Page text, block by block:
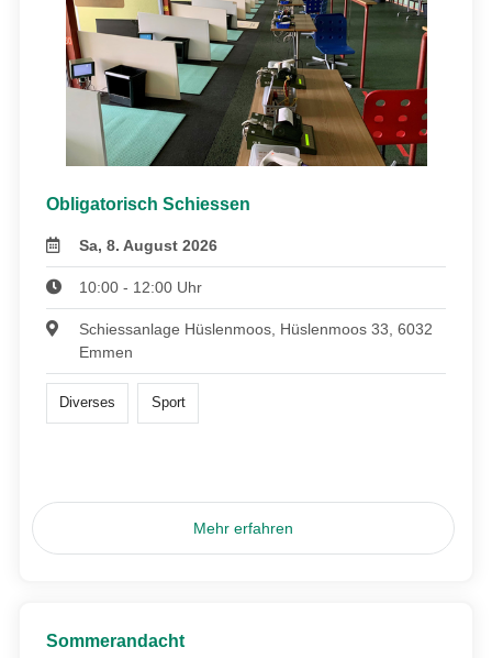
Obligatorisch Schiessen
Sa, 8. August 2026
10:00 - 12:00 Uhr
Schiessanlage Hüslenmoos, Hüslenmoos 33, 6032
Emmen
Diverses Sport
Mehr erfahren
Sommerandacht